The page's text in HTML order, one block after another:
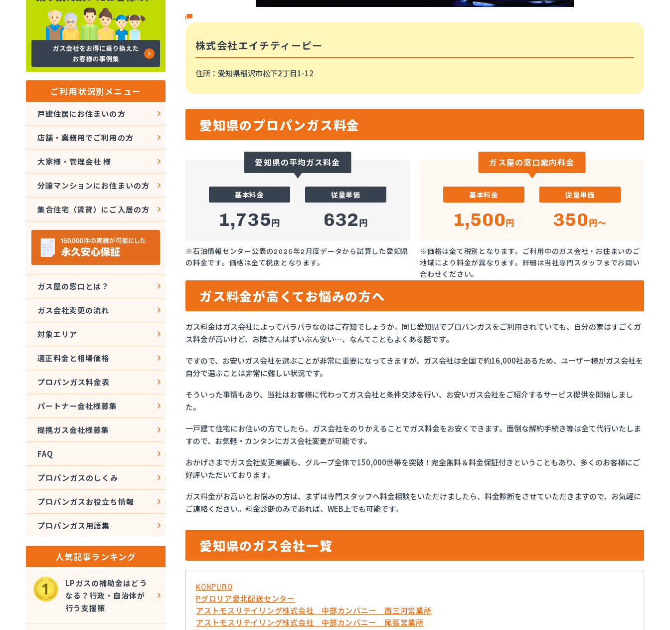
株式会社エイチティーピー
住所 ：愛知県稲沢市松下2丁目1-12
愛知県のプロパンガス料金
愛知県の平均ガス料金
基本料金
1,735円
従量単価
632円
※石油情報センター公表の2025年2月度データから試算した愛知県
の料金です。価格は全て税別となります。
ガス屋の窓口案内料金
基本料金
1,500円
従量単価
350円～
※価格は全て税別となります。ご利用中のガス会社・お住まいのご
地域により料金が異なります。詳細は当社専門スタッフまでお問い
合わせください。
ガス料金が高くてお悩みの方へ
ガス料金はガス会社によってバラバラなのはご存知でしょうか。同じ愛知県でプロパンガスをご利用されていても、自分の家はすごくガ
ス料金が高いけど、お隣さんはずいぶん安い…、なんてこともよくある話です。
ですので、お安いガス会社を選ぶことが非常に重要になってきますが、ガス会社は全国で約16,000社あるため、ユーザー様がガス会社を
自分で選ぶことは非常に難しい状況です。
そういった事情もあり、当社はお客様に代わってガス会社と条件交渉を行い、お安いガス会社をご紹介するサービス提供を開始しまし
た。
一戸建て住宅にお住いの方でしたら、ガス会社をのりかえることでガス料金をお安くできます。面倒な解約手続き等は全て代行いたしま
すので、お気軽・カンタンにガス会社変更が可能です。
おかげさまでガス会社変更実績も、グループ全体で150,000世帯を突破！完全無料＆料金保証付きということもあり、多くのお客様にご
好評いただいております。
ガス料金がお高いとお悩みの方は、まずは専門スタッフへ料金相談をいただけましたら、料金診断をさせていただきますので、お気軽に
ご連絡ください。料金診断のみであれば、WEB上でも可能です。
愛知県のガス会社一覧
KONPURO
Pグロリア愛北配送センター
アストモスリテイリング株式会社 中部カンパニー 西三河営業所
アストモスリテイリング株式会社 中部カンパニー 尾張営業所
ご利用状況別メニュー
戸建住居にお住まいの方
店舗・業務用でご利用の方
大家様・管理会社 様
分譲マンションにお住まいの方
集合住宅（賃貸）にご入居の方
ガス屋の窓口とは？
ガス会社変更の流れ
対象エリア
適正料金と相場価格
プロパンガス料金表
パートナー会社様募集
提携ガス会社様募集
FAQ
プロパンガスのしくみ
プロパンガスお役立ち情報
プロパンガス用語集
人気記事ランキング
LPガスの補助金はどう
なる？行政・自治体が
行う支援策